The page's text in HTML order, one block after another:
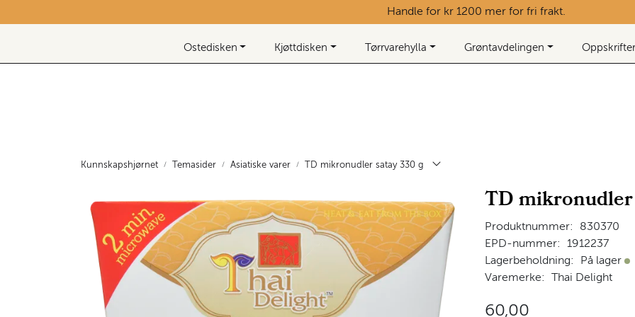
Handle for kr 1200 mer for fri frakt.
Ostedisken Kjøttdisken Tørrvarehylla Grøntavdelingen Oppskrifter
Kunnskapshjørnet Temasider Asiatiske varer TD mikronudler satay 330 g
TD mikronudler
Produktnummer:
830370
EPD-nummer:
1912237
Lagerbeholdning:
På lager
Varemerke: Thai Delight
60,00